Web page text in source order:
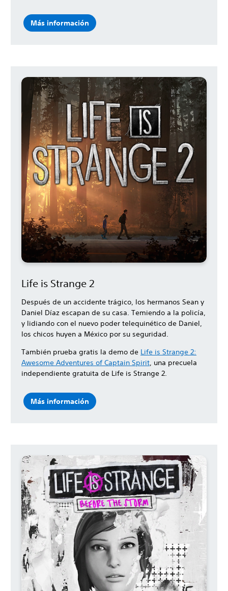
Más información
Life is Strange 2
Después de un accidente trágico, los hermanos Sean y
Daniel Díaz escapan de su casa. Temiendo a la policía,
y lidiando con el nuevo poder telequinético de Daniel,
los chicos huyen a México por su seguridad.
También prueba gratis la demo de Life is Strange 2:
Awesome Adventures of Captain Spirit, una precuela
independiente gratuita de Life is Strange 2.
Más información